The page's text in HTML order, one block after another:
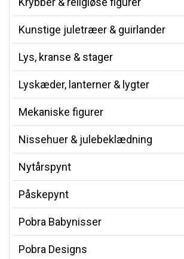
Kunstige juletræer & guirlander
Lys, kranse & stager
Lyskæder, lanterner & lygter
Mekaniske figurer
Nissehuer & julebeklædning
Nytårspynt
Påskepynt
Pobra Babynisser
Pobra Designs